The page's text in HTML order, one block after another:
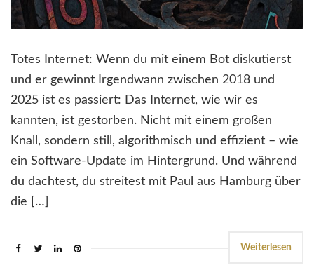
Totes Internet: Wenn du mit einem Bot diskutierst
und er gewinnt Irgendwann zwischen 2018 und
2025 ist es passiert: Das Internet, wie wir es
kannten, ist gestorben. Nicht mit einem großen
Knall, sondern still, algorithmisch und effizient – wie
ein Software-Update im Hintergrund. Und während
du dachtest, du streitest mit Paul aus Hamburg über
die […]
Weiterlesen